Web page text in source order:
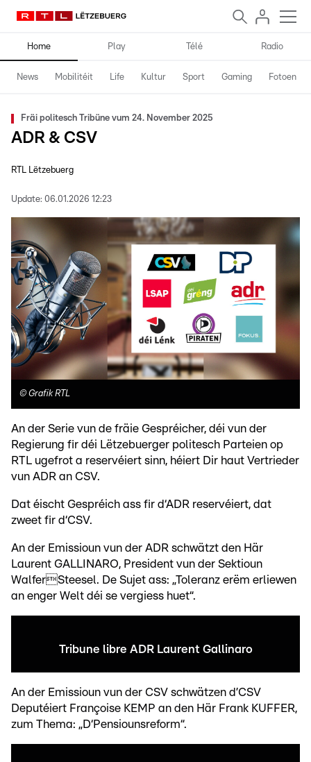
Home Play Télé Radio
News Mobilitéit Life Kultur Sport Gaming Fotoen
Fräi politesch Tribüne vum 24. November 2025
ADR & CSV
RTL Lëtzebuerg
Update: 06.01.2026 12:23
© Grafik RTL
An der Serie vun de fräie Gespréicher, déi vun der
Regierung fir déi Lëtzebuerger politesch Parteien op
RTL ugefrot a reservéiert sinn, héiert Dir haut Vertrieder
vun ADR an CSV.
Dat éischt Gespréich ass fir d‘ADR reservéiert, dat
zweet fir d‘CSV.
An der Emissioun vun der ADR schwätzt den Här
Laurent GALLINARO, President vun der Sektioun
WalferSteesel. De Sujet ass: „Toleranz erëm erliewen
an enger Welt déi se vergiess huet“.
Tribune libre ADR Laurent Gallinaro
An der Emissioun vun der CSV schwätzen d’CSV
Deputéiert Françoise KEMP an den Här Frank KUFFER,
zum Thema: „D‘Pensiounsreform“.